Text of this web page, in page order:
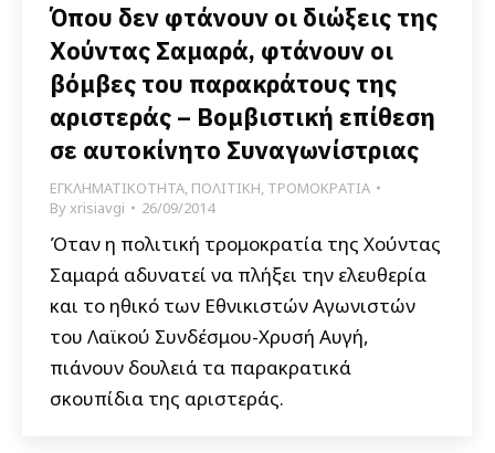
Όπου δεν φτάνουν οι διώξεις της
Χούντας Σαμαρά, φτάνουν οι
βόμβες του παρακράτους της
αριστεράς – Βομβιστική επίθεση
σε αυτοκίνητο Συναγωνίστριας
ΕΓΚΛΗΜΑΤΙΚΟΤΗΤΑ, ΠΟΛΙΤΙΚΗ, ΤΡΟΜΟΚΡΑΤΙΑ
Byxrisiavgi 26/09/2014
Όταν η πολιτική τρομοκρατία της Χούντας
Σαμαρά αδυνατεί να πλήξει την ελευθερία
και το ηθικό των Εθνικιστών Αγωνιστών
του Λαϊκού Συνδέσμου-Χρυσή Αυγή,
πιάνουν δουλειά τα παρακρατικά
σκουπίδια της αριστεράς.